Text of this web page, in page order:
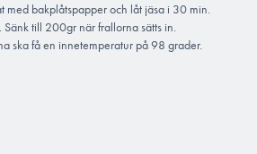
med bakplåtspapper och låt jäsa i 30 min.
till 200gr när frallorna sätts in.
ska få en innetemperatur på 98 grader.